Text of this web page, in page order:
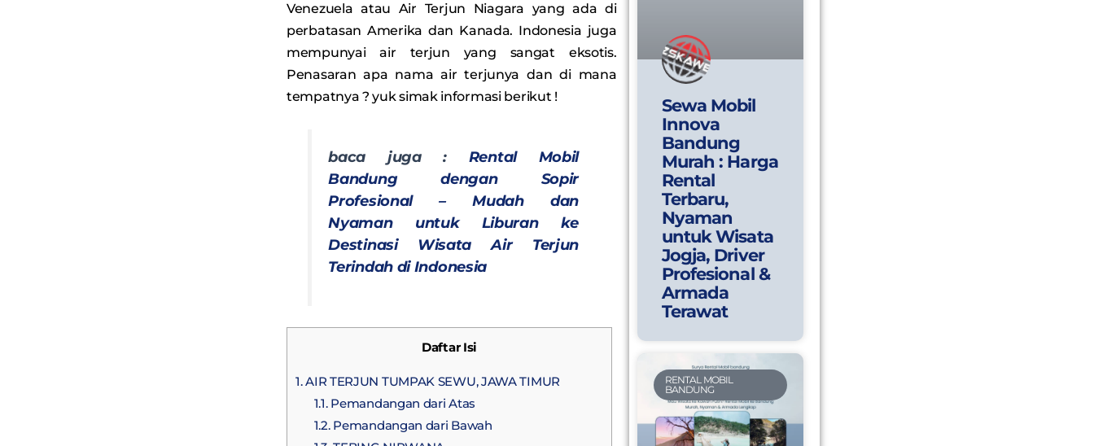
Venezuela atau Air Terjun Niagara yang ada di
perbatasan Amerika dan Kanada. Indonesia juga
mempunyai air terjun yang sangat eksotis.
Penasaran apa nama air terjunya dan di mana
tempatnya ? yuk simak informasi berikut !
baca juga : Rental Mobil
Bandung dengan Sopir
Profesional – Mudah dan
Nyaman untuk Liburan ke
Destinasi Wisata Air Terjun
Terindah di Indonesia
Daftar Isi
1.AIR TERJUN TUMPAK SEWU, JAWA TIMUR
1.1.Pemandangan dari Atas
1.2.Pemandangan dari Bawah
Sewa Mobil
Innova
Bandung
Murah : Harga
Rental
Terbaru,
Nyaman
untuk Wisata
Jogja, Driver
Profesional &
Armada
Terawat
RENTAL MOBIL
BANDUNG